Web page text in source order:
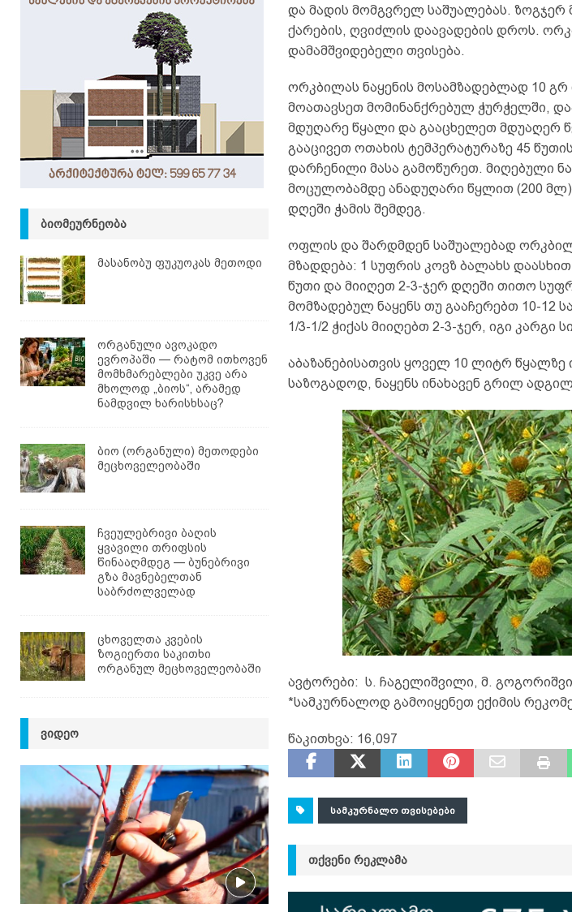
და მადის მომგვრელ საშუალებას. ზოგჯერ
ქარების, ღვიძლის დაავადების დროს.
დამამშვიდებელი თვისება.
ორკბილას ნაყენის მოსამზადებლად 10 გრ
მოათავსეთ მომინანქრებულ ჭურჭელში,
მდუღარე წყალი და გააცხელეთ მდუაღერ
გააცივეთ ოთახის ტემპერატურაზე 45
დარჩენილი მასა გამოწურეთ. მიღებული
მოცულობამდე ანადუღარი წყლით (200 მლ),
დღეში ჭამის შემდეგ.
ოფლის და შარდმდენ საშუალებად
მზადდება: 1 სუფრის კოვზ ბალახს
წუთი და მიიღეთ 2-3-ჯერ დღეში თითო
მომზადებულ ნაყენს თუ გააჩერებთ 10-12
1/3-1/2 ჭიქას მიიღებთ 2-3-ჯერ, იგი კარგი
აბაზანებისათვის ყოველ 10 ლიტრ წყალზე
საზოგადოდ, ნაყენს ინახავენ გრილ
ავტორები: ს. ჩაგელიშვილი, მ.
*სამკურნალოდ გამოიყენეთ ექიმის
წაკითხვა: 16,097
ᲡᲐᲛᲙᲣᲠᲜᲐᲚᲝ ᲗᲕᲘᲡᲔᲑᲔᲑᲘ
ᲗᲥᲕᲔᲜᲘ ᲠᲔᲙᲚᲐᲛᲐ
ᲑᲘᲝᲛᲔᲣᲠᲜᲔᲝᲑᲐ
მასანობუ ფუკუოკას მეთოდი
ორგანული ავოკადო
ევროპაში — რატომ ითხოვენ
მომხმარებლები უკვე არა
მხოლოდ „ბიოს“, არამედ
ნამდვილ ხარისხსაც?
ბიო (ორგანული) მეთოდები
მეცხოველეობაში
ჩვეულებრივი ბაღის
ყვავილი თრიფსის
წინააღმდეგ — ბუნებრივი
გზა მავნებელთან
საბრძოლველად
ცხოველთა კვების
ზოგიერთი საკითხი
ორგანულ მეცხოველეობაში
ᲕᲘᲓᲔᲝ